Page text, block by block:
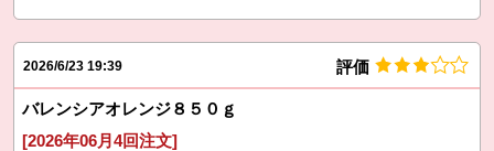
2026/6/23 19:39 評価
バレンシアオレンジ８５０ｇ
[2026年06月4回注文]